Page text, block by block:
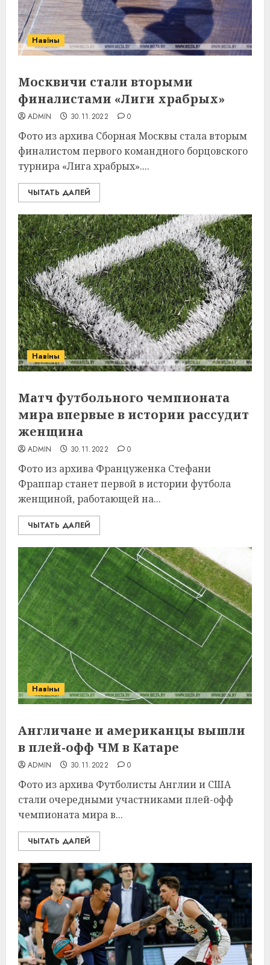
Навіны
Москвичи стали вторыми
финалистами «Лиги храбрых»
ADMIN 30.11.2022 0
Фото из архива Сборная Москвы стала вторым
финалистом первого командного борцовского
турнира «Лига храбрых»....
ЧЫТАТЬ ДАЛЕЙ
Навіны
Матч футбольного чемпионата
мира впервые в истории рассудит
женщина
ADMIN 30.11.2022 0
Фото из архива Француженка Стефани
Фраппар станет первой в истории футбола
женщиной, работающей на...
ЧЫТАТЬ ДАЛЕЙ
Навіны
Англичане и американцы вышли
в плей-офф ЧМ в Катаре
ADMIN 30.11.2022 0
Фото из архива Футболисты Англии и США
стали очередными участниками плей-офф
чемпионата мира в...
ЧЫТАТЬ ДАЛЕЙ